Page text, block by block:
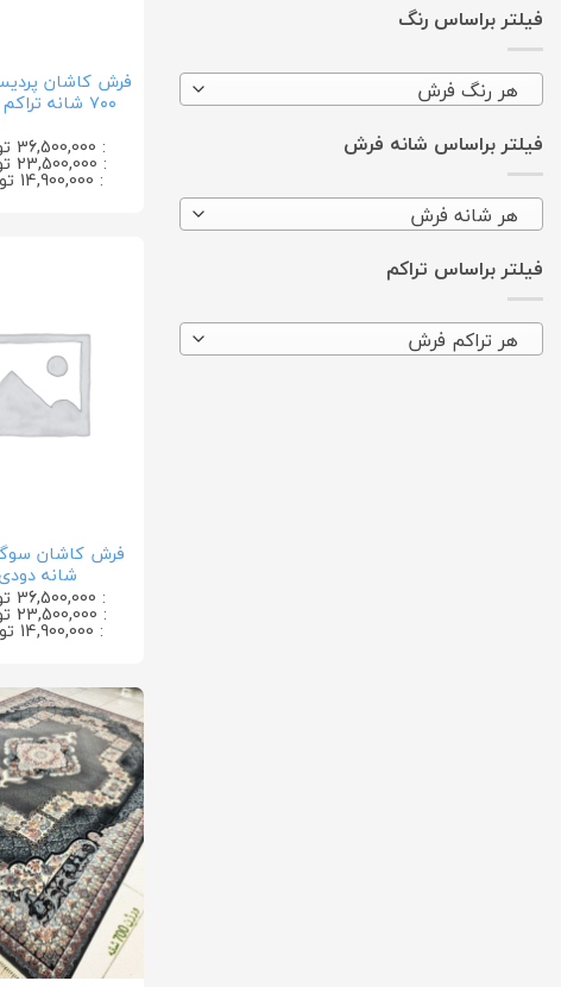
فیلتر براساس رنگ
هر رنگ فرش
فیلتر براساس شانه فرش
هر شانه فرش
فیلتر براساس تراکم
هر تراکم فرش
فرش کاشان
۷۰۰ شانه تراکم ۲۵۵۰
: 36,500,000 تومان
: 23,500,000 تومان
: 14,900,000 تومان
شانه
: 36,500,000 تومان
: 23,500,000 تومان
: 14,900,000 تومان